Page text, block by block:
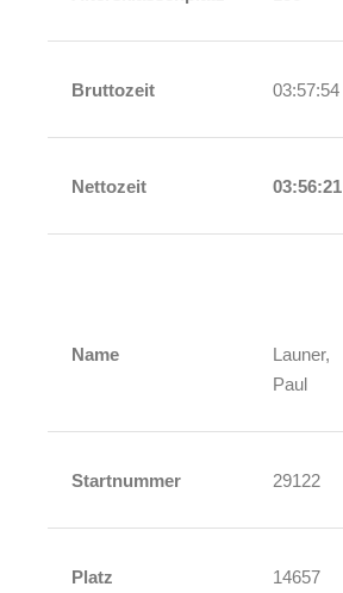
Bruttozeit 03:57:54
Nettozeit 03:56:21
Name
Launer,
Paul
Startnummer 29122
Platz 14657